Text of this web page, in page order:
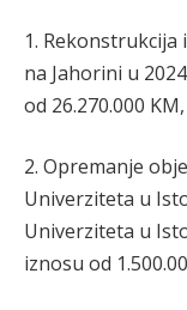
1. Rekonstrukcija
na Jahorini u
od 26.270.000 KM,
2. Opremanje
Univerziteta u
Univerziteta u
iznosu od